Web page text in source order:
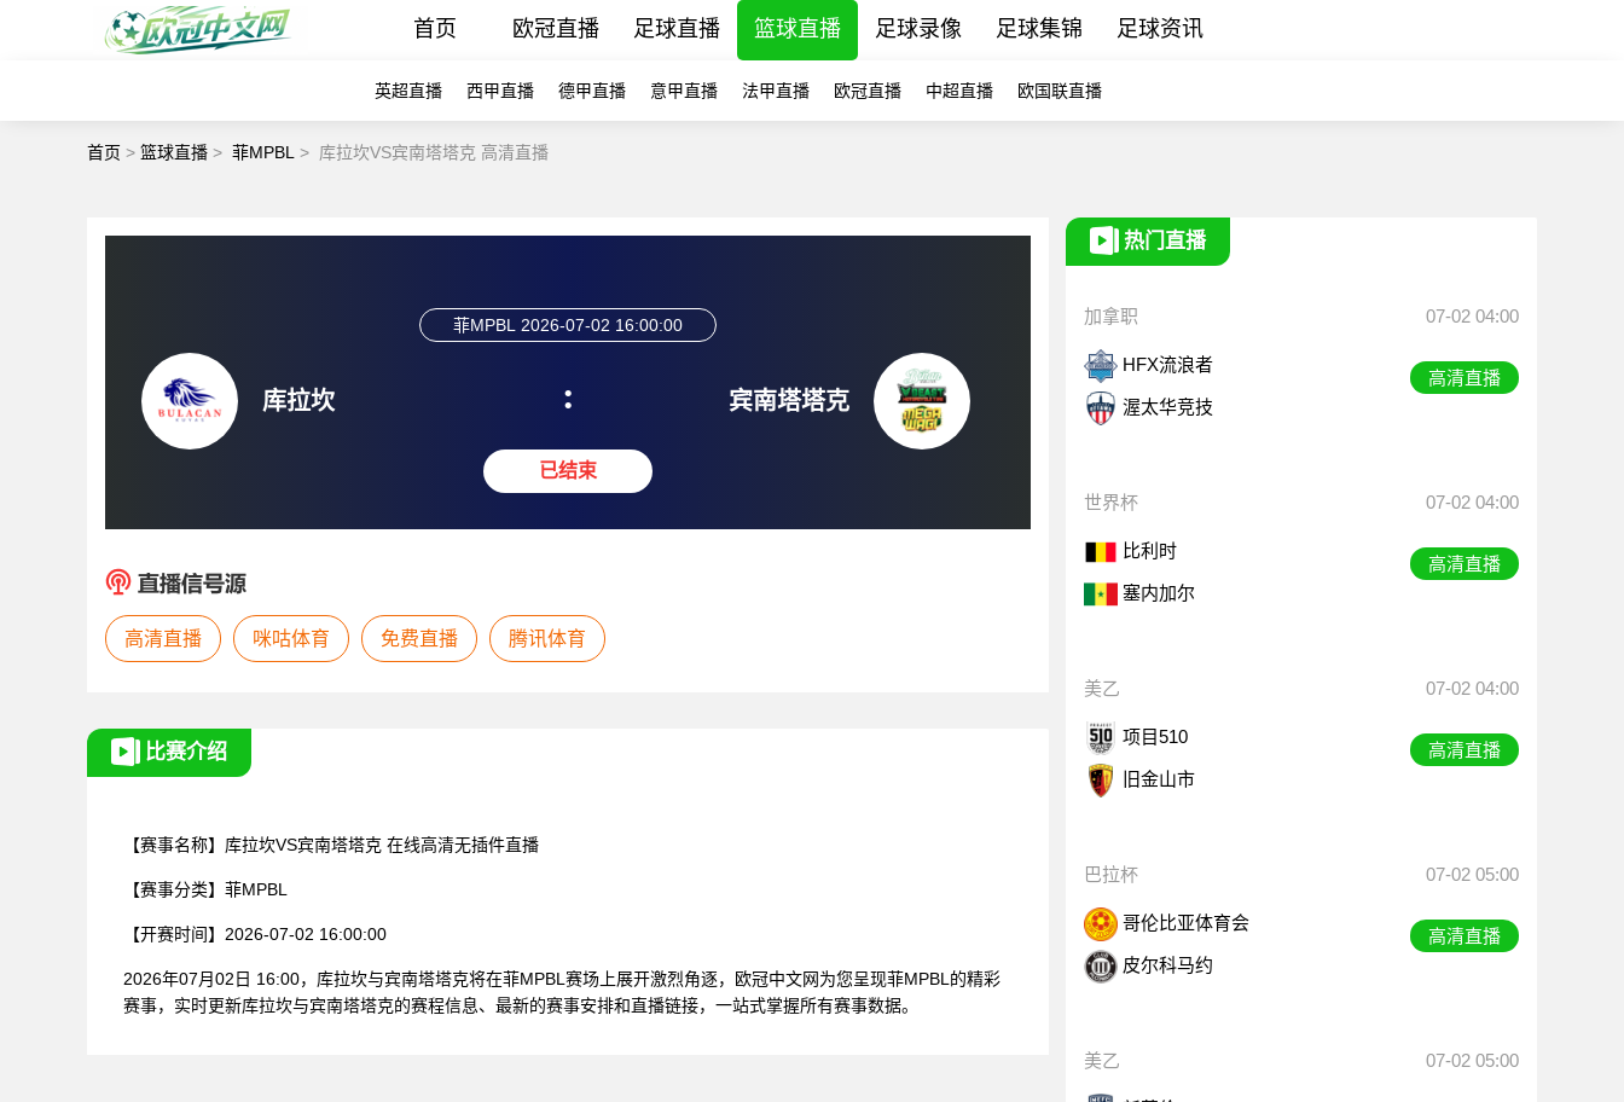
首页 欧冠直播 足球直播 篮球直播 足球录像 足球集锦 足球资讯
英超直播 西甲直播 德甲直播 意甲直播 法甲直播 欧冠直播 中超直播 欧国联直播
首页 > 篮球直播 > 菲MPBL > 库拉坎VS宾南塔塔克 高清直播
库拉坎
菲MPBL 2026-07-02 16:00:00
:
已结束
宾南塔塔克
高清直播 咪咕体育 免费直播 腾讯体育
比赛介绍
【赛事名称】 库拉坎VS宾南塔塔克 在线高清无插件直播
【赛事分类】 菲MPBL
【开赛时间】 2026-07-02 16:00:00
2026年07月02日 16:00，库拉坎与宾南塔塔克将在菲MPBL赛场上展开激烈角逐，欧冠中文网为您呈现菲MPBL的精彩
赛事，实时更新库拉坎与宾南塔塔克的赛程信息、最新的赛事安排和直播链接，一站式掌握所有赛事数据。
热门直播
加拿职 07-02 04:00
HFX流浪者
渥太华竞技
高清直播
世界杯 07-02 04:00
比利时
塞内加尔
高清直播
美乙 07-02 04:00
项目510
旧金山市
高清直播
巴拉杯 07-02 05:00
哥伦比亚体育会
皮尔科马约
高清直播
美乙 07-02 05:00